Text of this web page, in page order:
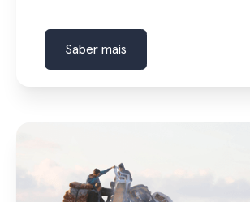
Saber mais